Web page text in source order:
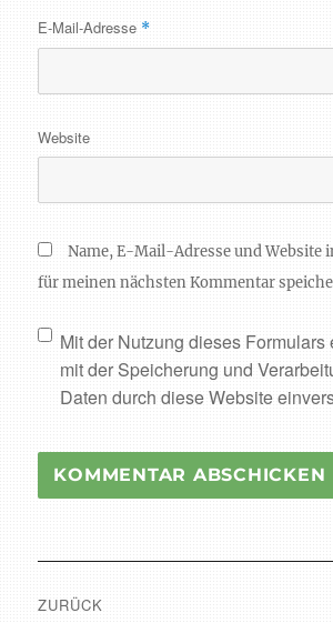
E-Mail-Adresse *
Website
Name, E-Mail-Adresse und Website
für meinen nächsten Kommentar
Mit der Nutzung dieses Formulars
mit der Speicherung und
Daten durch diese Website
ZURÜCK